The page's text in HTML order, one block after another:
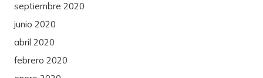
septiembre 2020
junio 2020
abril 2020
febrero 2020